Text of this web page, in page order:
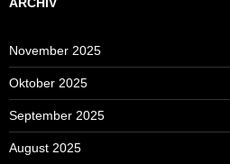
November 2025
Oktober 2025
September 2025
August 2025